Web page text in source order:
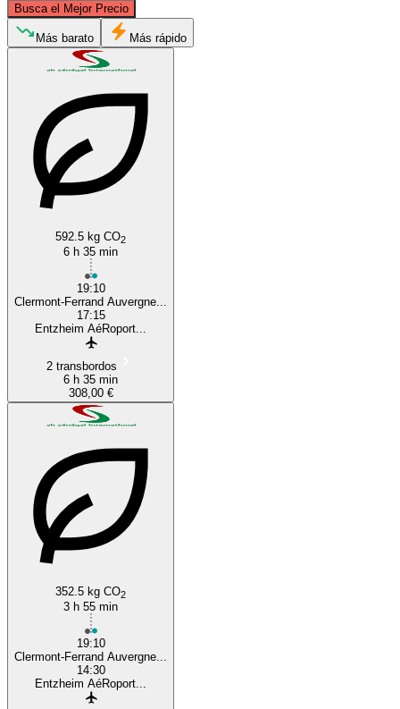
Busca el Mejor Precio
Más barato Más rápido
592.5 kg CO2
6 h 35 min
19:10
Clermont-Ferrand Auvergne...
17:15
Entzheim AéRoport...
2 transbordos
6 h 35 min
308,00 €
352.5 kg CO2
3 h 55 min
19:10
Clermont-Ferrand Auvergne...
14:30
Entzheim AéRoport...